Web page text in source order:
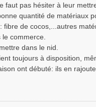
faut pas hésiter à leur
quantité de matériaux
fibre de cocos,...autres
commerce.
dans le nid.
toujours à disposition,
ont débuté: ils en